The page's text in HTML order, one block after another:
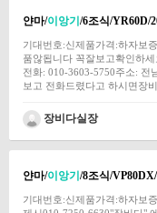
얀마/이앙기/6조식/YR60D/
기대번호:신제품가격:하자보
품않됩니다 꼭잘보고확인하
전화: 010-3603-5750주소: 전
보고 전화드렸다고 하시면장
장비다실장
얀마/이앙기/8조식/
기대번호:신제품가격:하자보